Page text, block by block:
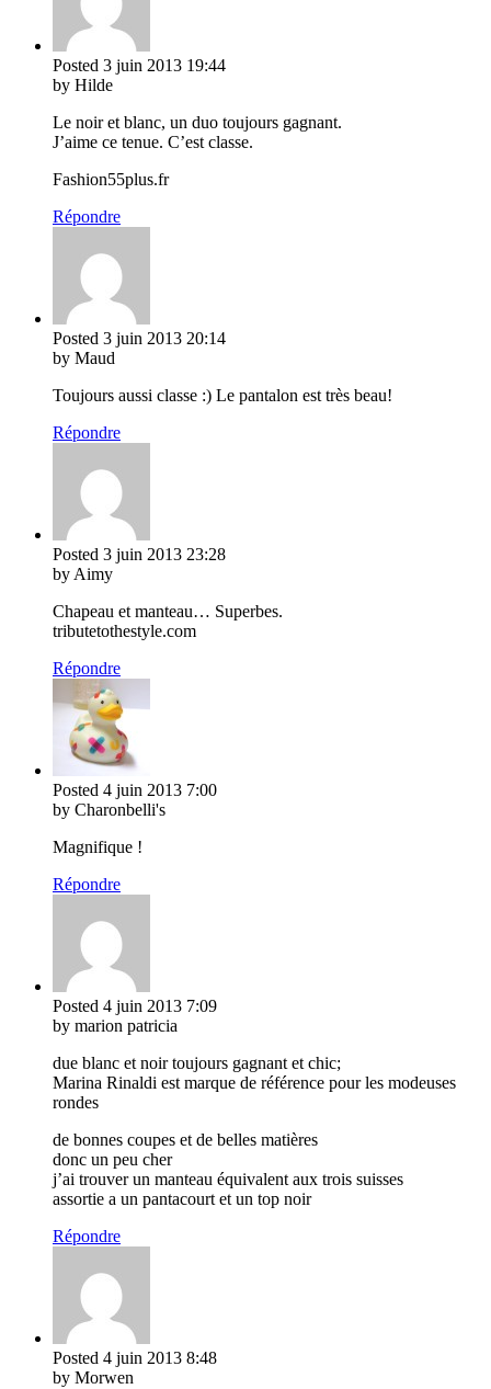
Posted 3 juin 2013 19:44
by Hilde
Le noir et blanc, un duo toujours gagnant.
J’aime ce tenue. C’est classe.
Fashion55plus.fr
Répondre
Posted 3 juin 2013 20:14
by Maud
Toujours aussi classe :) Le pantalon est très beau!
Répondre
Posted 3 juin 2013 23:28
by Aimy
Chapeau et manteau… Superbes.
tributetothestyle.com
Répondre
Posted 4 juin 2013 7:00
by Charonbelli's
Magnifique !
Répondre
Posted 4 juin 2013 7:09
by marion patricia
due blanc et noir toujours gagnant et chic;
Marina Rinaldi est marque de référence pour les modeuses
rondes
de bonnes coupes et de belles matières
donc un peu cher
j’ai trouver un manteau équivalent aux trois suisses
assortie a un pantacourt et un top noir
Répondre
Posted 4 juin 2013 8:48
by Morwen